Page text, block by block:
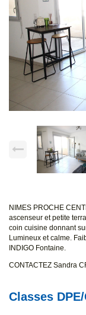
NIMES PROCHE
ascenseur et petite
coin cuisine donnant
Lumineux et calme.
INDIGO Fontaine.
CONTACTEZ Sandra
Classes